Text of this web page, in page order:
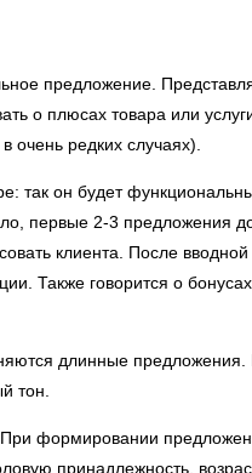
предложение.
о плюсах товара или
очень редких случаях).
так он будет
первые 2-3 предложения
клиента. После
Также говорится о
длинные предложения.
тон.
формировании
принадлежность,